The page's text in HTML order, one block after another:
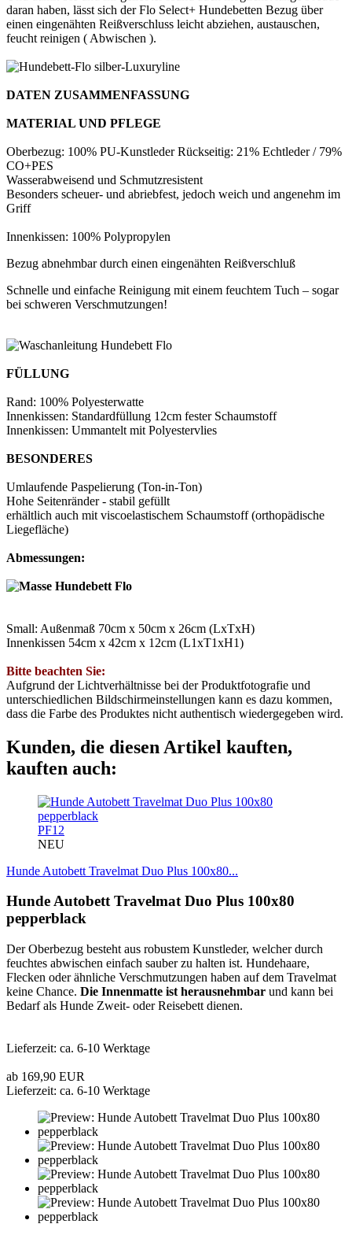
daran haben, lässt sich der Flo Select+ Hundebetten Bezug über
einen eingenähten Reißverschluss leicht abziehen, austauschen,
feucht reinigen ( Abwischen ).
DATEN ZUSAMMENFASSUNG
MATERIAL UND PFLEGE
Oberbezug: 100% PU-Kunstleder Rückseitig: 21% Echtleder / 79%
CO+PES
Wasserabweisend und Schmutzresistent
Besonders scheuer- und abriebfest, jedoch weich und angenehm im
Griff
Innenkissen: 100% Polypropylen
Bezug abnehmbar durch einen eingenähten Reißverschluß
Schnelle und einfache Reinigung mit einem feuchtem Tuch – sogar
bei schweren Verschmutzungen!
FÜLLUNG
Rand: 100% Polyesterwatte
Innenkissen: Standardfüllung 12cm fester Schaumstoff
Innenkissen: Ummantelt mit Polyestervlies
BESONDERES
Umlaufende Paspelierung (Ton-in-Ton)
Hohe Seitenränder - stabil gefüllt
erhältlich auch mit viscoelastischem Schaumstoff (orthopädische
Liegefläche)
Abmessungen:
Small: Außenmaß 70cm x 50cm x 26cm (LxTxH)
Innenkissen 54cm x 42cm x 12cm (L1xT1xH1)
Bitte beachten Sie:
Aufgrund der Lichtverhältnisse bei der Produktfotografie und
unterschiedlichen Bildschirmeinstellungen kann es dazu kommen,
dass die Farbe des Produktes nicht authentisch wiedergegeben wird.
Kunden, die diesen Artikel kauften,
kauften auch:
PF12
NEU
Hunde Autobett Travelmat Duo Plus 100x80...
Hunde Autobett Travelmat Duo Plus 100x80
pepperblack
Der Oberbezug besteht aus robustem Kunstleder, welcher durch
feuchtes abwischen einfach sauber zu halten ist. Hundehaare,
Flecken oder ähnliche Verschmutzungen haben auf dem Travelmat
keine Chance. Die Innenmatte ist herausnehmbar und kann bei
Bedarf als Hunde Zweit- oder Reisebett dienen.
Lieferzeit: ca. 6-10 Werktage
ab 169,90 EUR
Lieferzeit: ca. 6-10 Werktage